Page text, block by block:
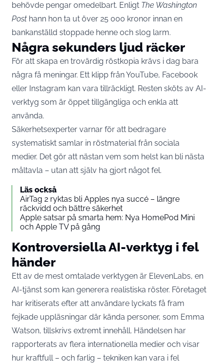
behövde pengar omedelbart. Enligt The Washington
Post hann hon ta ut över 25 000 kronor innan en
bankanställd stoppade henne och slog larm.
Några sekunders ljud räcker
För att skapa en trovärdig röstkopia krävs i dag bara
några få meningar. Ett klipp från YouTube, Facebook
eller Instagram kan vara tillräckligt. Resten sköts av AI-
verktyg som är öppet tillgängliga och enkla att
använda.
Säkerhetsexperter varnar för att bedragare
systematiskt samlar in röstmaterial från sociala
medier. Det gör att nästan vem som helst kan bli nästa
måltavla – utan att själv ha gjort något fel.
Läs också
AirTag 2 ryktas bli Apples nya succé – längre
räckvidd och bättre säkerhet
Apple satsar på smarta hem: Nya HomePod Mini
och Apple TV på gång
Kontroversiella AI-verktyg i fel
händer
Ett av de mest omtalade verktygen är ElevenLabs, en
AI-tjänst som kan generera realistiska röster. Företaget
har kritiserats efter att användare lyckats få fram
fejkade uppläsningar där kända personer, som Emma
Watson, tillskrivs extremt innehåll. Händelsen har
rapporterats av flera internationella medier och visar
hur kraftfull – och farlig – tekniken kan vara i fel